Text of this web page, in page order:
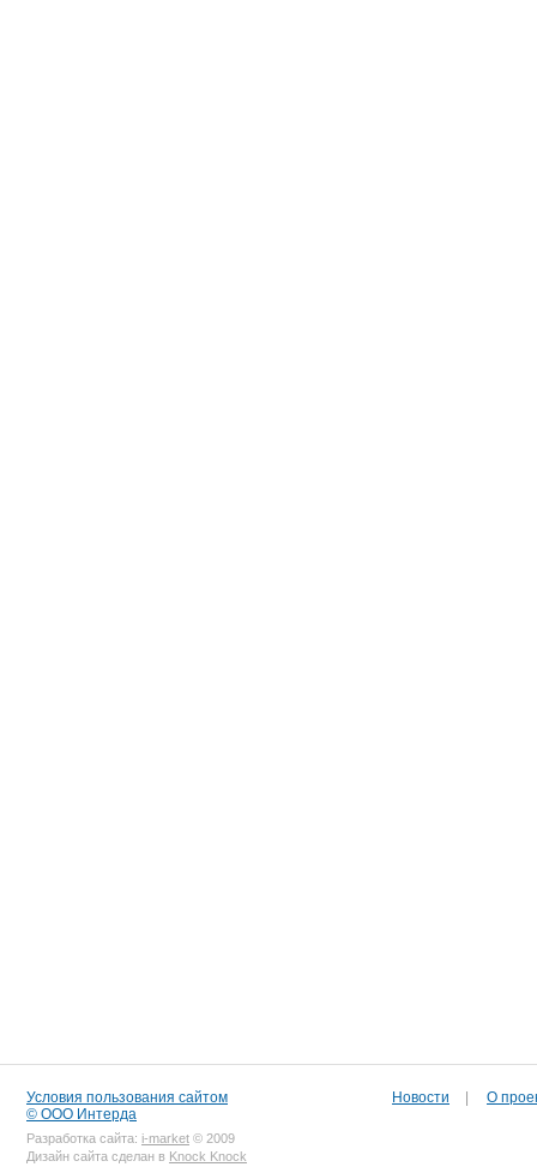
Условия пользования сайтом
© ООО Интерда
Разработка сайта: i-market © 2009
Дизайн сайта сделан в Knock Knock
Новости О